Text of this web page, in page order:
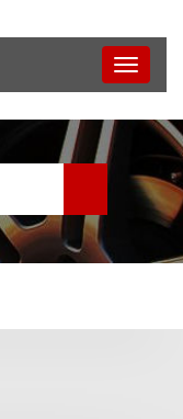
Toggle